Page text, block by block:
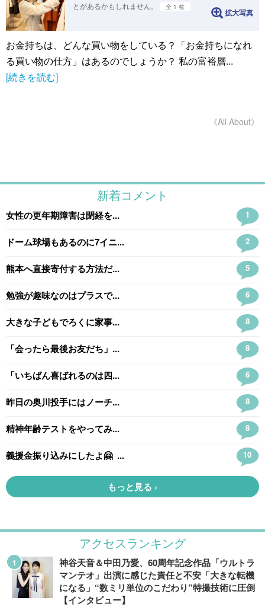
とがあるかもしれません。
全 1 枚
拡大写真
お金持ちは、どんな買い物をしている？「お金持ちになれ
る買い物の仕方」はあるのでしょうか？ 私の富裕層...
[続きを読む]
《All About》
アクセスランキング
神谷天音＆中田乃愛、60周年記念作品「ウルトラ
マンテオ」出演に感じた責任と不安「大きな転機
になる」“数ミリ単位のこだわり”特撮技術に圧倒
【インタビュー】